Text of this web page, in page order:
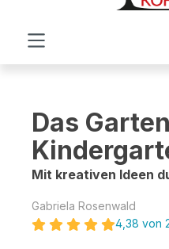
Das
Mit kreativen Ideen
Gabriela Rosenwald
4,38 von